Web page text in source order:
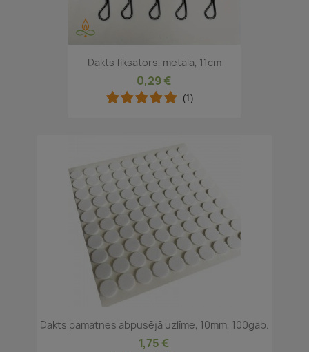
Dakts fiksators, metāla, 11cm
0,29 €
(1)
Dakts pamatnes abpusējā uzlīme, 10mm, 100gab.
1,75 €